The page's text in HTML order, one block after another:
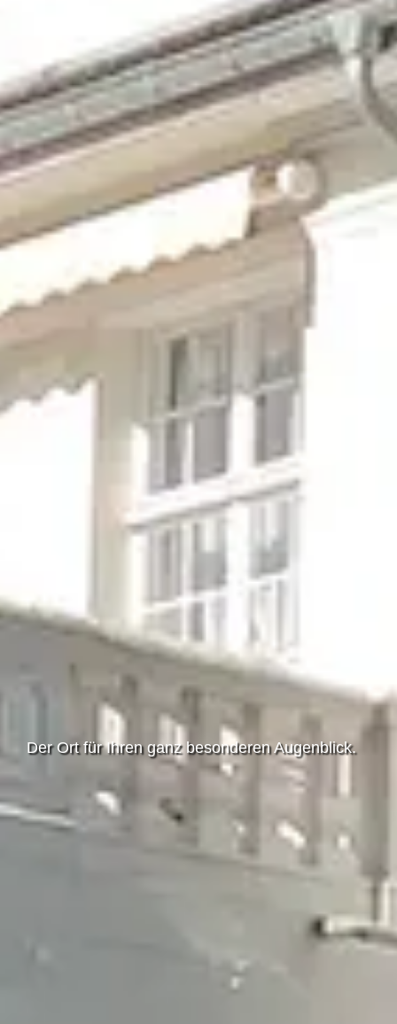
Der Ort für Ihren ganz besonderen Augenblick.